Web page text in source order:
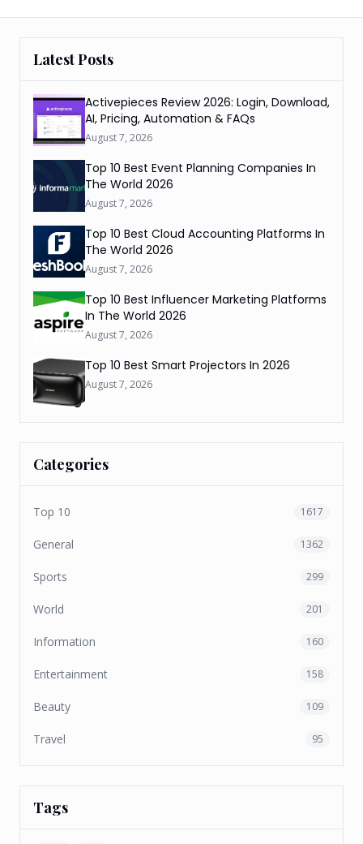
Latest Posts
Activepieces Review 2026: Login, Download,
AI, Pricing, Automation & FAQs
August 7, 2026
Top 10 Best Event Planning Companies In
The World 2026
August 7, 2026
Top 10 Best Cloud Accounting Platforms In
The World 2026
August 7, 2026
Top 10 Best Influencer Marketing Platforms
In The World 2026
August 7, 2026
Top 10 Best Smart Projectors In 2026
August 7, 2026
Categories
Top 10 1617
General 1362
Sports 299
World 201
Information 160
Entertainment 158
Beauty 109
Travel 95
Tags